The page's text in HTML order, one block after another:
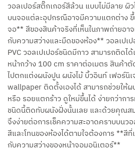
วอลเปอร์สติ๊กเกอร์สีล้วน แบบไม่มีลาย ผิ
บนจอแต่ละอุปกรณือาจมีความแตกต่าง
จอ** สีของสินค้าจริงที่เห็นในภาพถ่ายอา
กับความสว่างและมืดของห้อง** วอลเปเ
PVC วอลเปเปอร์ชนิดมีกาว สามารถติดไ
หน้ากว้าง 100 cm ราคาต่อเมตร สินค้าตั
ไปตกแต่งผนังปูน ผนังไม้ บิ้วอินท์ เฟอร์นิเ
wallpaper ติดตั้งเองได้ สามารถช่วยให้
หรือ รอยแตกร้าว ดูใหม่ขึ้นได้ ง่ายกว่ากา
ชนิดนี้ติดทับผนังฝั่งนั้นเลย และด้วยคุณส
จึงง่ายต่อการเช็คความสะอาดคราบบนว
สีและโทนของห้องได้ตามใจต้องการ **สี
กับความสว่างของหน้าจอมอนิเตอร์**